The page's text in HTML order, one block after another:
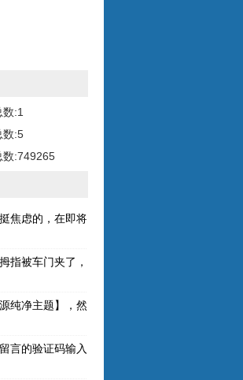
:1
数:5
数:749265
焦虑的，在即将奔五的年纪，健康才是最重要
指被车门夹了，整个指甲黑了，最后整个指甲
纯净主题】，然后简单配图就OK了。
言的验证码输入已取消，感谢建议哈！